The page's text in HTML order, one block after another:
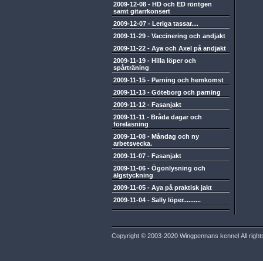
2009-12-08 - HD och ED röntgen
samt gitarrkonsert
2009-12-07 - Leriga tassar....
2009-11-29 - Vaccinering och andjakt
2009-11-22 - Aya och Axel på andjakt
2009-11-19 - Hilla löper och
spårträning
2009-11-15 - Parning och hemkomst
2009-11-13 - Göteborg och parning
2009-11-12 - Fasanjakt
2009-11-11 - Bråda dagar och
föreläsning
2009-11-08 - Måndag och ny
arbetsvecka.
2009-11-07 - Fasanjakt
2009-11-06 - Ögonlysning och
älgstyckning
2009-11-05 - Aya på praktisk jakt
2009-11-04 - Sally löper..........
Copyright © 2003-2020 Wingpennans kennel All